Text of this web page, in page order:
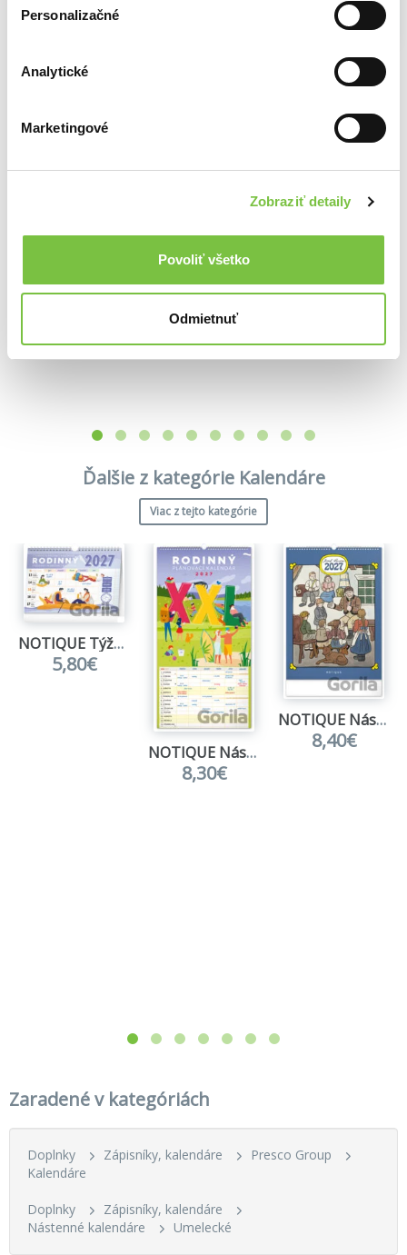
Personalizačné
Analytické
Marketingové
Zobraziť detaily
Povoliť všetko
Odmietnuť
NOTIQUE Nástenný Rodinný plánovací kalendár XXL 2027
8,30€
Ďalšie z kategórie Kalendáre
Viac z tejto kategórie
NOTIQUE Týždenný rodinný plánovací kalendár 2027
5,80€
NOTIQUE Nástenný Rodinný plánovací kalendár XXL 2027
8,30€
NOTIQUE Nástěnný kalendář Josef Lada 2027
8,40€
Zaradené v kategóriách
Doplnky Zápisníky, kalendáre
Presco Group
Kalendáre
Doplnky
Zápisníky, kalendáre
Nástenné kalendáre
Umelecké